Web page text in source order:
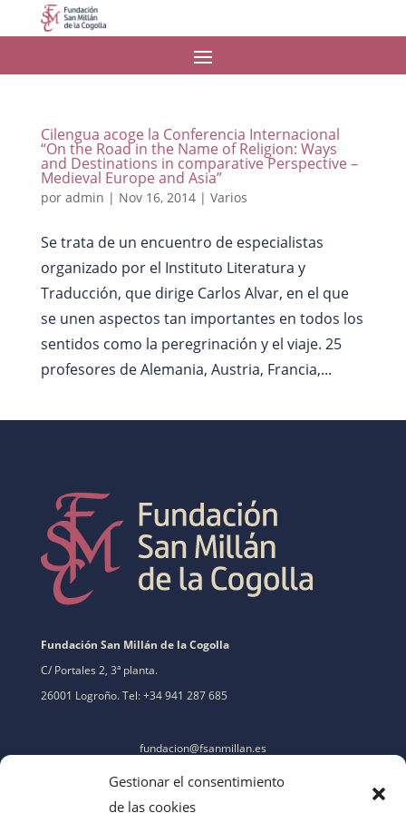
Gestionar el consentimiento
de las cookies
Cilengua acoge la Conferencia Internacional
“On the Road in the Name of Religion: Ways
and Destinations in comparative Perspective –
Medieval Europe and Asia”
por admin | Nov 16, 2014| Varios
Se trata de un encuentro de especialistas
organizado por el Instituto Literatura y
Traducción, que dirige Carlos Alvar, en el que
se unen aspectos tan importantes en todos los
sentidos como la peregrinación y el viaje. 25
profesores de Alemania, Austria, Francia,...
Fundación San Millán de la Cogolla
C/ Portales 2, 3ª planta.
26001 Logroño. Tel: +34 941 287 685
fundacion@fsanmillan.es